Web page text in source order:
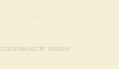
SOUTENIR NOTRE MISSION